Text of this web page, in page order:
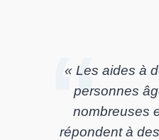
« Les aides à
personnes
nombreuses
répondent à